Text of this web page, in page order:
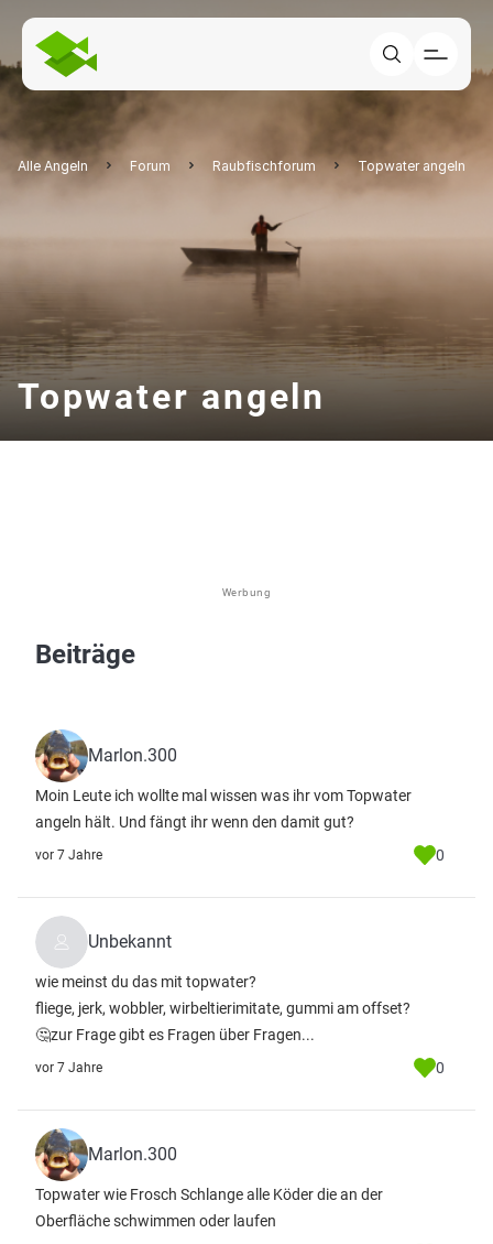
Alle Angeln Forum Raubfischforum Topwater angeln
Topwater angeln
Werbung
Beiträge
Marlon.300
Moin Leute ich wollte mal wissen was ihr vom Topwater
angeln hält. Und fängt ihr wenn den damit gut?
vor 7 Jahre 0
Unbekannt
wie meinst du das mit topwater?
fliege, jerk, wobbler, wirbeltierimitate, gummi am offset?
🤔zur Frage gibt es Fragen über Fragen...
vor 7 Jahre 0
Marlon.300
Topwater wie Frosch Schlange alle Köder die an der
Oberfläche schwimmen oder laufen